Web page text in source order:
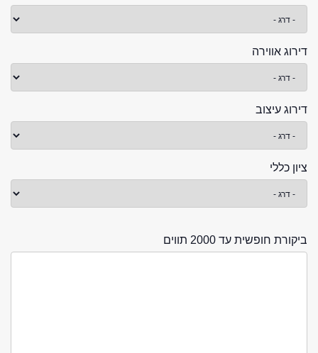
דירוג אווירה
דירוג עיצוב
ציון כללי
ביקורת חופשית עד 2000 תווים